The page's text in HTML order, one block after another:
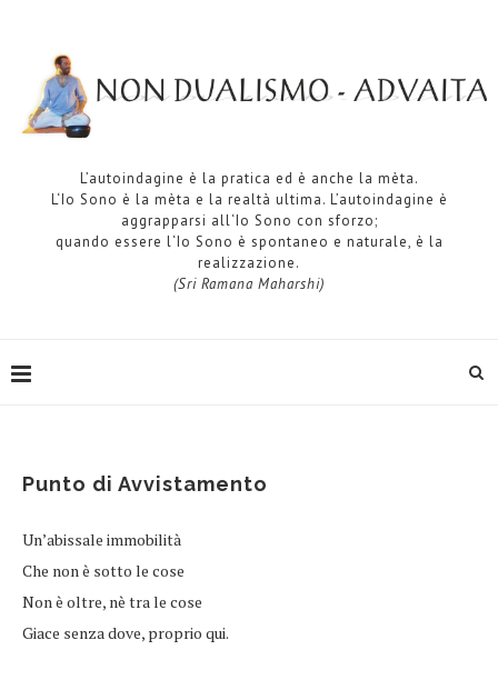
L’autoindagine è la pratica ed è anche la mèta.
L‘Io Sono è la mèta e la realtà ultima. L’autoindagine è
aggrapparsi all‘Io Sono con sforzo;
quando essere l‘Io Sono è spontaneo e naturale, è la
realizzazione.
(Sri Ramana Maharshi)
Punto di Avvistamento
Un’abissale immobilità
Che non è sotto le cose
Non è oltre, nè tra le cose
Giace senza dove, proprio qui.